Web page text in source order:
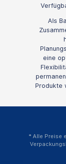
Als
eine
Produkte
* Alle Preise